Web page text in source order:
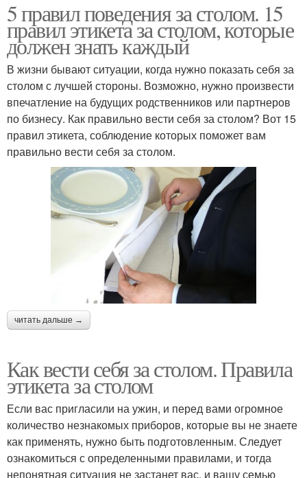
5 правил поведения за столом. 15
правил этикета за столом, которые
должен знать каждый
В жизни бывают ситуации, когда нужно показать себя за
столом с лучшей стороны. Возможно, нужно произвести
впечатление на будущих родственников или партнеров
по бизнесу. Как правильно вести себя за столом? Вот 15
правил этикета, соблюдение которых поможет вам
правильно вести себя за столом.
читать дальше →
Как вести себя за столом. Правила
этикета за столом
Если вас пригласили на ужин, и перед вами огромное
количество незнакомых приборов, которые вы не знаете
как применять, нужно быть подготовленным. Следует
ознакомиться с определенными правилами, и тогда
непонятная ситуация не застанет вас, и вашу семью